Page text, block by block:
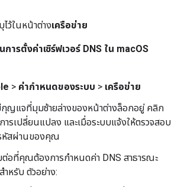
ไว้ในหน้าต่างเครือข่าย
ารตั้งค่าเซิร์ฟเวอร์ DNS ใน macOS
> ค่ากำหนดของระบบ > เครือข่าย
ญแจที่มุมซ้ายล่างของหน้าต่างล็อกอยู่ คลิก
ารเปลี่ยนแปลง และเมื่อระบบแจ้งให้ตรวจสอบ
หัสผ่านของคุณ
ต่อที่คุณต้องการกำหนดค่า DNS สาธารณะ
หรับ ตัวอย่าง: